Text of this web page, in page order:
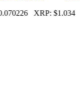
XRP:$1.034